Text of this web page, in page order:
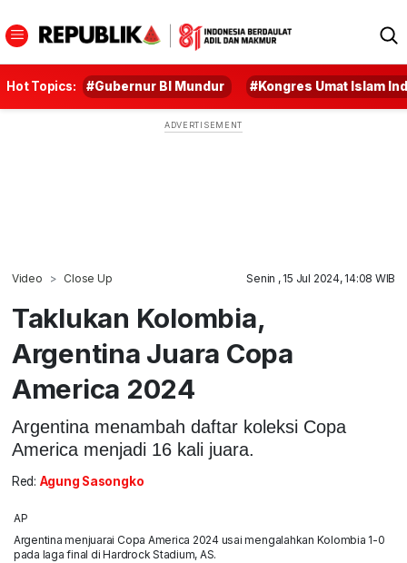
Hot Topics: #Gubernur BI Mundur #Kongres Umat Islam
Video Close Up Senin , 15 Jul 2024, 14:08 WIB
Taklukan Kolombia,
Argentina Juara Copa
America 2024
Argentina menambah daftar koleksi Copa
America menjadi 16 kali juara.
Red: Agung Sasongko
AP
Argentina menjuarai Copa America 2024 usai mengalahkan Kolombia 1-0
pada laga final di Hardrock Stadium, AS.